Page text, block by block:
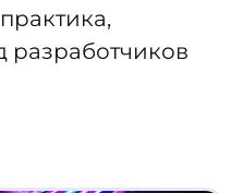
разработчиков